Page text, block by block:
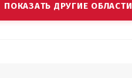
ПОКАЗАТЬ ДРУГИЕ ОБЛАСТИ